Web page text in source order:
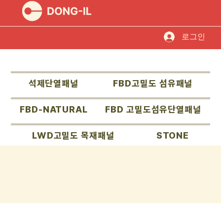
로그인
석제단열패널 FBD고밀도 섬유패널
FBD-NATURAL FBD 고밀도섬유단열패널
LWD고밀도 목재패널 STONE